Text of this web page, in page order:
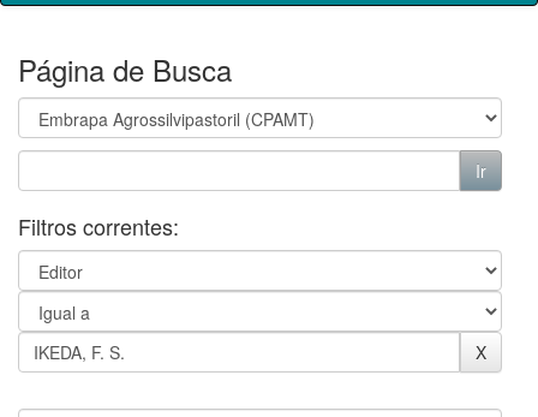
Página de Busca
Filtros correntes: